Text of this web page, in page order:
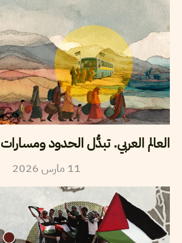
العالم العربي. تبدُّل الحدود
11 مارس2026